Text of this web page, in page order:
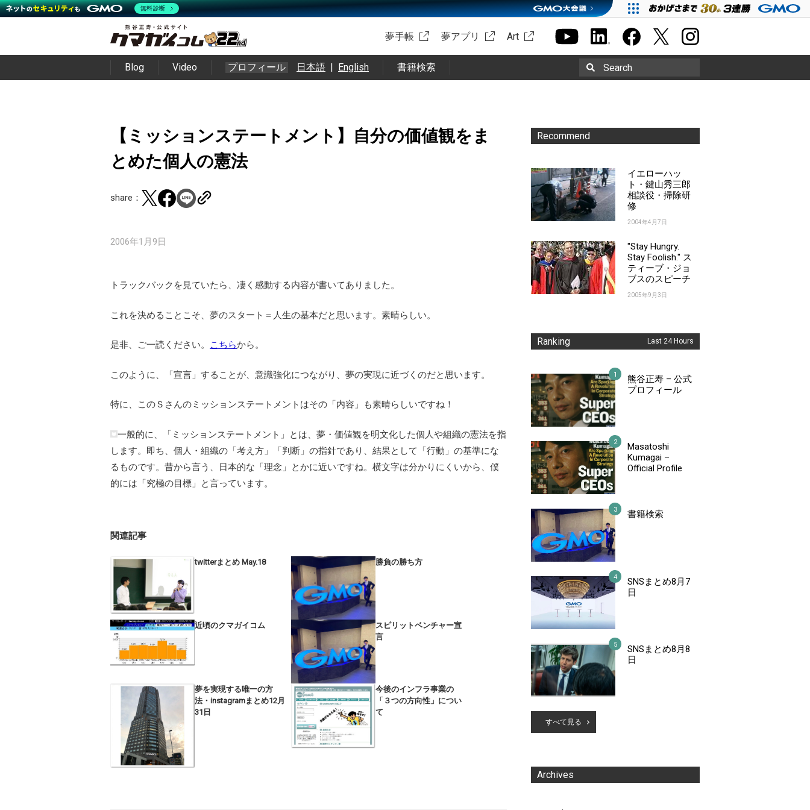
夢手帳 夢アプリ Art
Blog Video プロフィール 日本語 | English 書籍検索 Search
【ミッションステートメント】自分の価値観をま
とめた個人の憲法
share：
2006年1月9日
トラックバックを見ていたら、凄く感動する内容が書いてありました。
これを決めることこそ、夢のスタート＝人生の基本だと思います。素晴らしい。
是非、ご一読ください。 こちらから。
このように、「宣言」することが、意識強化につながり、夢の実現に近づくのだと思います。
特に、このＳさんのミッションステートメントはその「内容」も素晴らしいですね！
一般的に、「ミッションステートメント」とは、夢・価値観を明文化した個人や組織の憲法を指
します。即ち、個人・組織の「考え方」「判断」の指針であり、結果として「行動」の基準にな
るものです。昔から言う、日本的な「理念」とかに近いですね。横文字は分かりにくいから、僕
的には「究極の目標」と言っています。
関連記事
twitterまとめ May.18 勝負の勝ち方
近頃のクマガイコム
スピリットベンチャー宣
言
夢を実現する唯一の方
法・instagramまとめ12月
31日
今後のインフラ事業の
「３つの方向性」につい
て
Recommend
イエローハッ
ト・鍵山秀三郎
相談役・掃除研
修
2004年4月7日
"Stay Hungry.
Stay Foolish." ス
ティーブ・ジョ
ブスのスピーチ
2005年9月3日
Ranking Last 24 Hours
熊谷正寿 – 公式
プロフィール
Masatoshi
Kumagai –
Official Profile
書籍検索
SNSまとめ8月7
日
SNSまとめ8月8
日
すべて見る
Archives
無料診断